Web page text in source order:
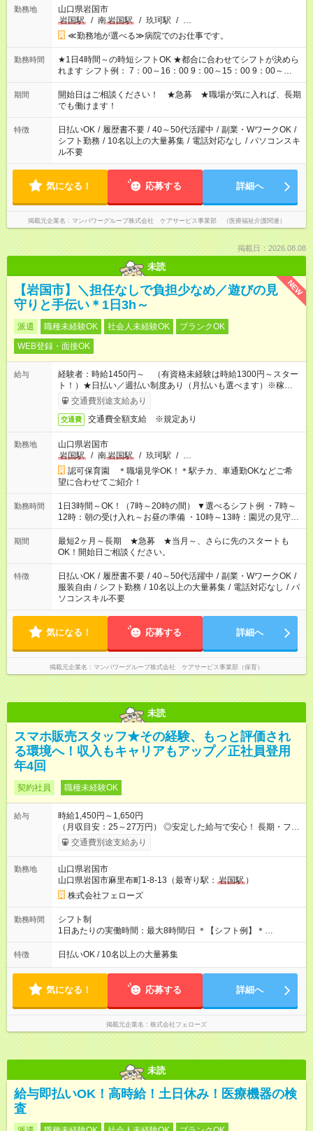
勤務地
山口県岩国市
岩国駅
/ 南岩国駅 / 玖珂駅 / …
≪勤務地が選べる≫病院でのお仕事です。
勤務時間
★1日4時間～の時短シフトOK ★都合に合わせてシフトが決めら
れます シフト例： 7：00～16：00 9：00～15：00 9：00～
18：00 11：00～20：00 など ※Wワークの場合、他のお仕事と
合わせ週40時間超の就業はご案内できません ※法令に基づき、
週20時間以上勤務は社会保険への加入対象となります ※労働者
派遣法（日雇い派遣の原則禁止）により、短時間・短期間の就
業はご案内が難しい場合があります
期間
開始日はご相談ください！ ★急募 ★職場が気に入れば、長期
でも働けます！
特徴 日払いOK / 履歴書不要 / 40～50代活躍中 / 副業・WワークOK /
シフト勤務 / 10名以上の大量募集 / 電話対応なし / パソコンスキ
ル不要
気になる！ 応募する 詳細へ
掲載元企業名 マンパワーグループ株式会社 ケアサービス事業部 （医療福祉介護関連）
掲載日：2026.08.08
未読
NEW
【岩国市】＼担任なしで負担少なめ／遊びの見
守りと手伝い＊1日3h～
派遣 職種未経験OK 社会人未経験OK
ブランクOK
WEB登録・面接OK
給与
経験者：時給1450円～ （有資格未経験は時給1300円～スター
ト！）★日払い／週払い制度あり（月払いも選べます）※稼働開
始時は手続き完了次第のお支払いとなります★フルタイムできる
方は100円アップ！
交通費別途支給あり
交通費 交通費全額支給 ※規定あり
勤務地
山口県岩国市
岩国駅
/ 南岩国駅 / 玖珂駅 / …
認可保育園 ＊職場見学OK！＊駅チカ、車通勤OKなどご希
望に合わせてご紹介！
勤務時間
1日3時間～OK！（7時～20時の間） ▼選べるシフト例 ・7時～
12時：朝の受け入れ～お昼の準備 ・10時～13時：園児の見守り
～お昼の補助 ・9時～16時：帰りの会まで！子供の成長を見守
る ・15時～20時：夜のお迎えサポート ※残業なし！
期間
最短2ヶ月～長期 ★急募 ★当月～、さらに先のスタートも
OK！開始日ご相談ください。
特徴 日払いOK / 履歴書不要 / 40～50代活躍中 / 副業・WワークOK /
服装自由 / シフト勤務 / 10名以上の大量募集 / 電話対応なし / パ
ソコンスキル不要
気になる！ 応募する 詳細へ
掲載元企業名 マンパワーグループ株式会社 ケアサービス事業部（保育）
未読
スマホ販売スタッフ★その経験、もっと評価され
る環境へ！収入もキャリアもアップ／正社員登用
年4回
契約社員 職種未経験OK
給与
時給1,450円～1,650円
（月収目安：25～27万円） ◎安定した給与で安心！ 長期・フル
タイムで勤務いただける方にお越しいただきたいと思っていま
す。シフトが削られることはないので、安定した給与が入りま
たいという人もいると思います。このあたりは柔軟に対応する
ので、お気軽にご相談ください！ ※2ヶ月の試用期間がありま
す。その間の給与・待遇に変更はありません。 【試用期間】試
用期間あり 試用期間の長さ：2ヶ月 雇用形態、給与は本採用時
と同じです。
交通費別途支給あり
勤務地
山口県岩国市
山口県岩国市麻里布町1-8-13（最寄り駅： 岩国駅 ）
株式会社フェローズ
勤務時間
シフト制
1日あたりの実働時間：最大8時間/日 ＊【シフト例】＊
(1) 10:00～19:00 (2) 11:00～20:00 (3) 12:00～21:00 など ◎
いずれも実働8時間・休憩1時間です。中抜けシフトなどはあり
たい」などあれば相談に応じますのでおっしゃってください！
特徴 日払いOK / 10名以上の大量募集
気になる！ 応募する 詳細へ
掲載元企業名 株式会社フェローズ
未読
給与即払いOK！高時給！土日休み！医療機器の検
査